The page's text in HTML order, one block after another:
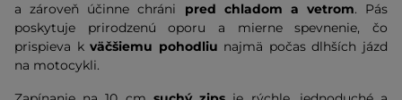
a zároveň účinne chráni pred chladom a vetrom. Pás
poskytuje prirodzenú oporu a mierne spevnenie, čo
prispieva kväčšiemu pohodliu najmä počas dlhších jázd
na motocykli.